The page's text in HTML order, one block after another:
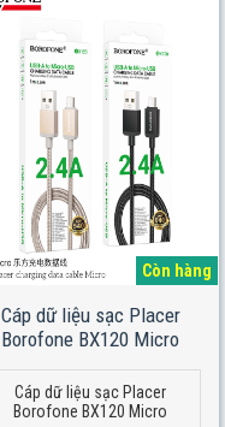
Còn hàng
Cáp dữ liệu sạc Placer
Borofone BX120 Micro
Cáp dữ liệu sạc Placer
Borofone BX120 Micro